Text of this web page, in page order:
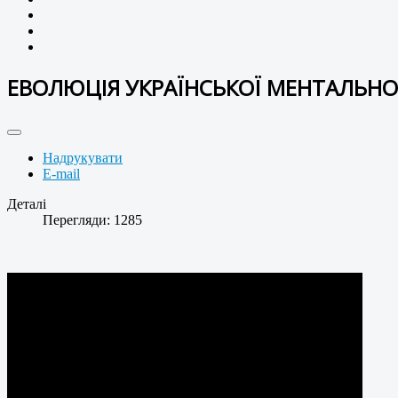
ЕВОЛЮЦІЯ УКРАЇНСЬКОЇ
Надрукувати
E-mail
Деталі
Перегляди: 1285